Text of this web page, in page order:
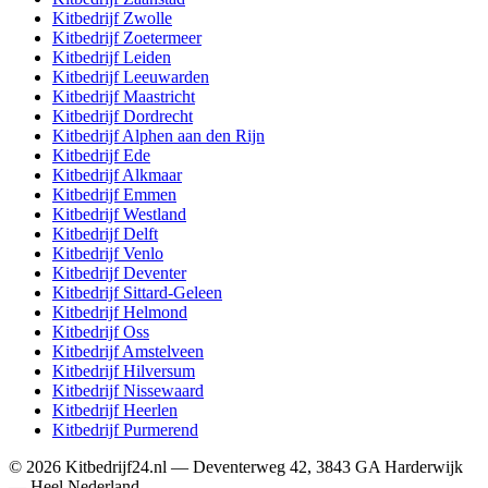
Kitbedrijf Zwolle
Kitbedrijf Zoetermeer
KitbedrijfLeiden
KitbedrijfLeeuwarden
KitbedrijfMaastricht
KitbedrijfDordrecht
KitbedrijfAlphen aan den Rijn
KitbedrijfEde
KitbedrijfAlkmaar
KitbedrijfEmmen
KitbedrijfWestland
KitbedrijfDelft
KitbedrijfVenlo
KitbedrijfDeventer
Kitbedrijf Sittard-Geleen
KitbedrijfHelmond
KitbedrijfOss
KitbedrijfAmstelveen
KitbedrijfHilversum
KitbedrijfNissewaard
KitbedrijfHeerlen
KitbedrijfPurmerend
© 2026 Kitbedrijf24.nl — Deventerweg 42, 3843 GA Harderwijk